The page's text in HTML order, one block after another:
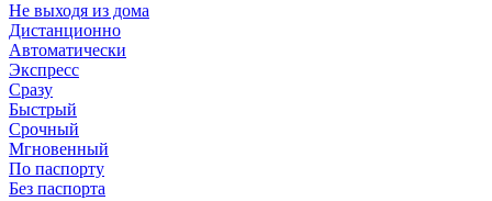
Не выходя из дома
Дистанционно
Автоматически
Экспресс
Сразу
Быстрый
Срочный
Мгновенный
По паспорту
Без паспорта